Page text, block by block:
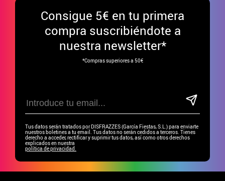
Consigue 5€ en tu primera
compra suscribiéndote a
nuestra newsletter*
*Compras superiores a 50€
Tus datos serán tratados por DISFRAZZES (García Fiestas, S.L.) para enviarte
nuestros boletines a tu email. Tus datos no serán cedidos a terceros. Tienes
derecho a acceder, rectificar y suprimir tus datos, así como otros derechos
explicados en nuestra
política de privacidad.